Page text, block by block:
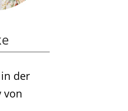
der
von